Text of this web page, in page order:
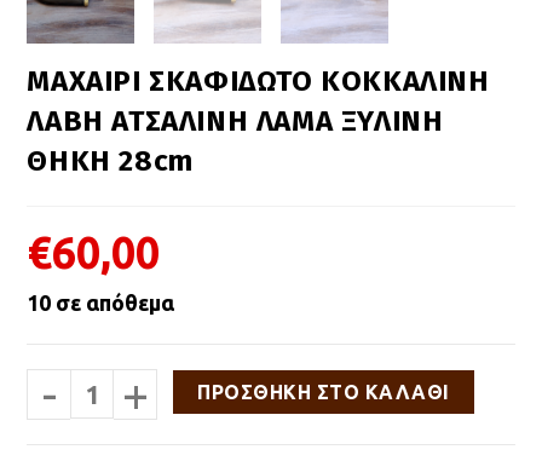
ΜΑΧΑΙΡΙ ΣΚΑΦΙΔΩΤΟ ΚΟΚΚΑΛΙΝΗ
ΛΑΒΗ ΑΤΣΑΛΙΝΗ ΛΑΜΑ ΞΥΛΙΝΗ
ΘΗΚΗ 28cm
€60,00
10 σε απόθεμα
ΣΚΑΦΙΔΩΤΟ
- + ΠΡΟΣΘΉΚΗ ΣΤΟ ΚΑΛΆΘΙ